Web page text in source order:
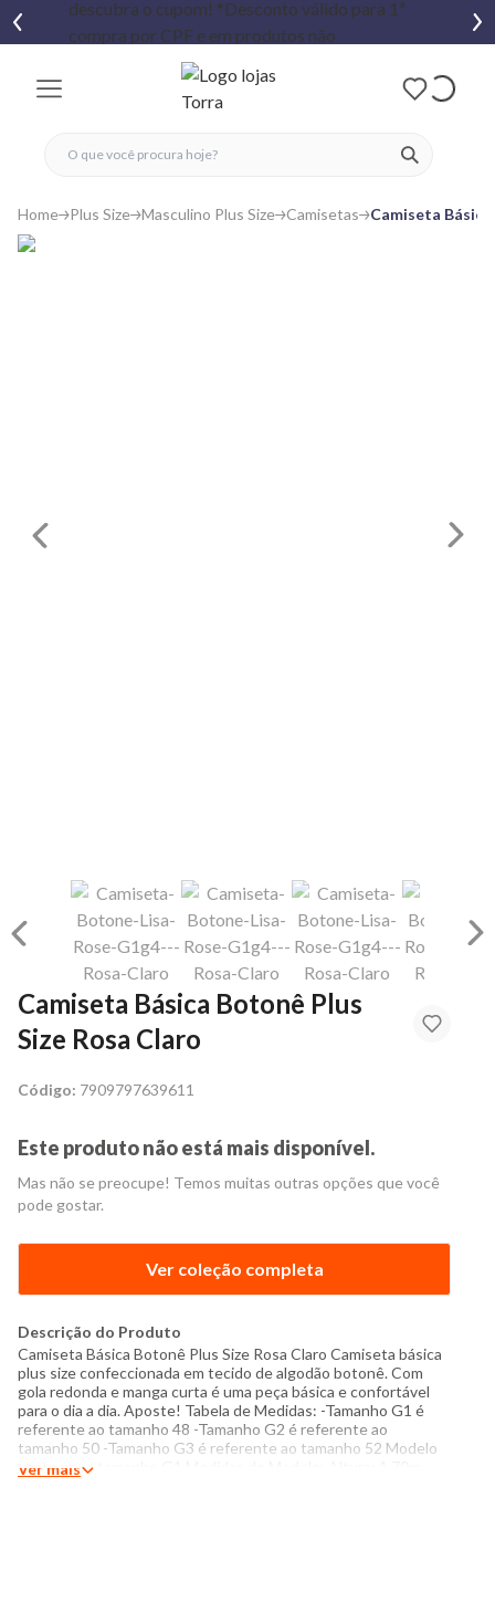
ver
fechar menu
fechar menu
favoritos
Home Plus Size Masculino Plus Size Camisetas Camiseta
Camiseta Básica Botonê Plus
Size Rosa Claro
Código: 7909797639611
Este produto não está mais disponível.
Mas não se preocupe! Temos muitas outras opções que você
pode gostar.
Ver coleção completa
Descrição do Produto
Camiseta Básica Botonê Plus Size Rosa Claro Camiseta básica
plus size confeccionada em tecido de algodão botonê. Com
gola redonda e manga curta é uma peça básica e confortável
para o dia a dia. Aposte! Tabela de Medidas: -Tamanho G1 é
referente ao tamanho 48 -Tamanho G2 é referente ao
tamanho 50 -Tamanho G3 é referente ao tamanho 52 Modelo
veste peça tamanho G1 Medidas do Modelo: Altura: 1,70m
Ver mais